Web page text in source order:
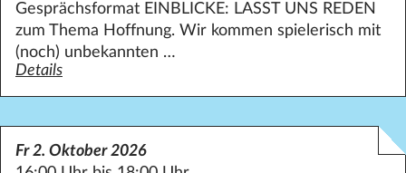
Gesprächsformat EINBLICKE: LASST UNS REDEN
zum Thema Hoffnung. Wir kommen spielerisch mit
(noch) unbekannten …
Details
zum Angebot Berliner Ensemble in Steglitz
Fr 2. Oktober 2026